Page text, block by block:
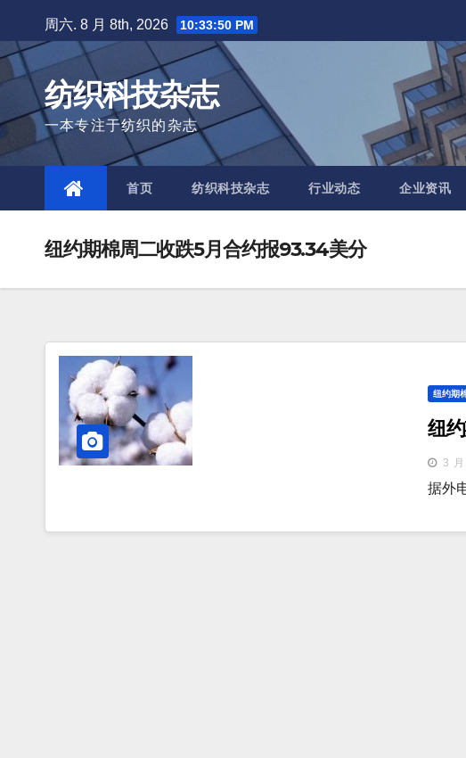
to
content
周六. 8 月 8th, 2026 10:33:50 PM
纺织科技杂志
一本专注于纺织的杂志
首页 纺织科技杂志 行业动态 企业资讯
纽约期棉周二收跌5月合约报93.34美分
纽约期
纽
3
据外